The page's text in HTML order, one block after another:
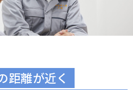
距離が近く